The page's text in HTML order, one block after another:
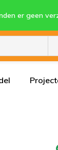
er geen